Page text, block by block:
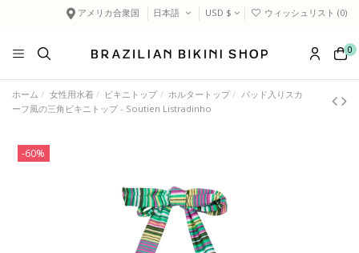
アメリカ合衆国 日本語 USD $ ウィッシュリスト (0)
0
ホーム 女性用水着 ビキニトップ ホルタートップ
パッド入りスカ
ーフ風の三角ビキニトップ - Soutien Listradinho
-60%